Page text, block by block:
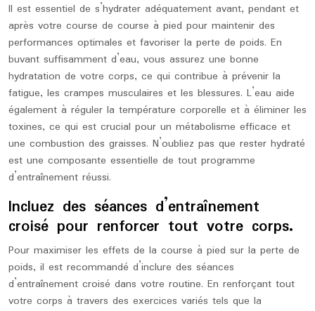
Il est essentiel de s’hydrater adéquatement avant, pendant et
après votre course de course à pied pour maintenir des
performances optimales et favoriser la perte de poids. En
buvant suffisamment d’eau, vous assurez une bonne
hydratation de votre corps, ce qui contribue à prévenir la
fatigue, les crampes musculaires et les blessures. L’eau aide
également à réguler la température corporelle et à éliminer les
toxines, ce qui est crucial pour un métabolisme efficace et
une combustion des graisses. N’oubliez pas que rester hydraté
est une composante essentielle de tout programme
d’entraînement réussi.
Incluez des séances d’entraînement
croisé pour renforcer tout votre corps.
Pour maximiser les effets de la course à pied sur la perte de
poids, il est recommandé d’inclure des séances
d’entraînement croisé dans votre routine. En renforçant tout
votre corps à travers des exercices variés tels que la